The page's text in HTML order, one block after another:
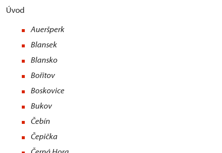
Úvod
Aueršperk
Blansek
Blansko
Bořitov
Boskovice
Bukov
Čebín
Čepička